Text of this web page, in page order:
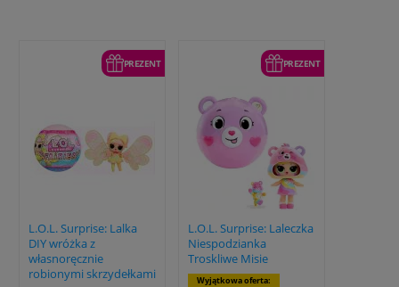
PREZENT
L.O.L. Surprise: Lalka
DIY wróżka z
własnoręcznie
robionymi skrzydełkami
PREZENT
L.O.L. Surprise: Laleczka
Niespodzianka
Troskliwe Misie
Wyjątkowa oferta: